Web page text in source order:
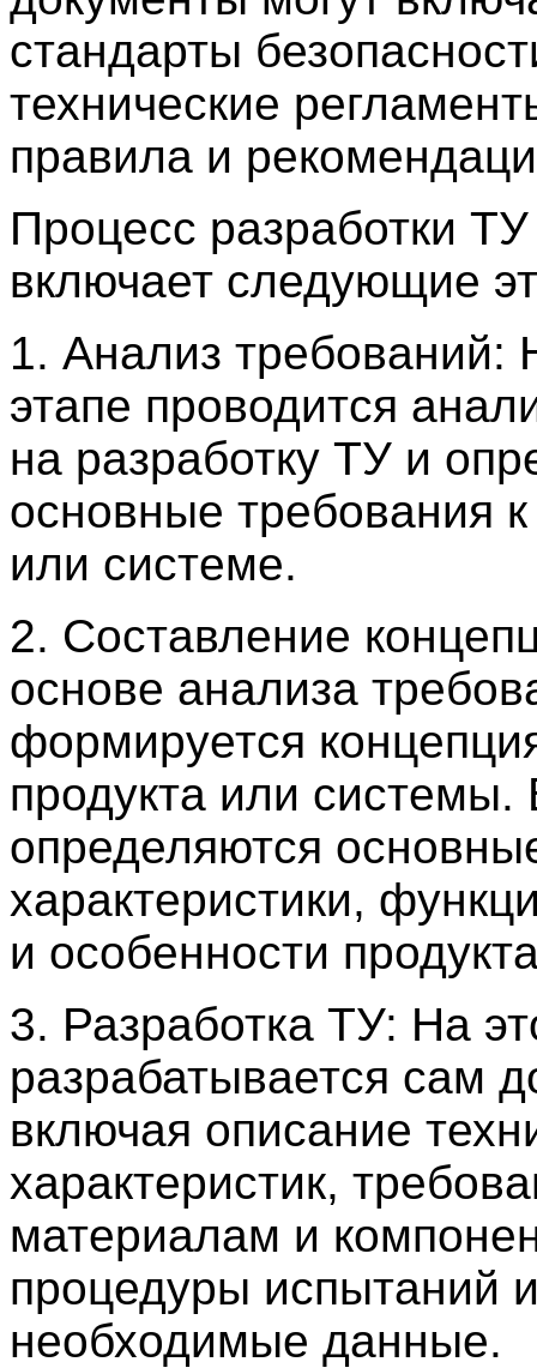
стандарты
технические
правила и
Процесс разработки
включает следующие
1. Анализ требований:
этапе проводится
на разработку ТУ и
основные требования к
или системе.
2. Составление
основе анализа
формируется
продукта или системы.
определяются
характеристики,
и особенности
3. Разработка ТУ: На
разрабатывается сам
включая описание
характеристик,
материалам и
процедуры испытаний
необходимые данные.